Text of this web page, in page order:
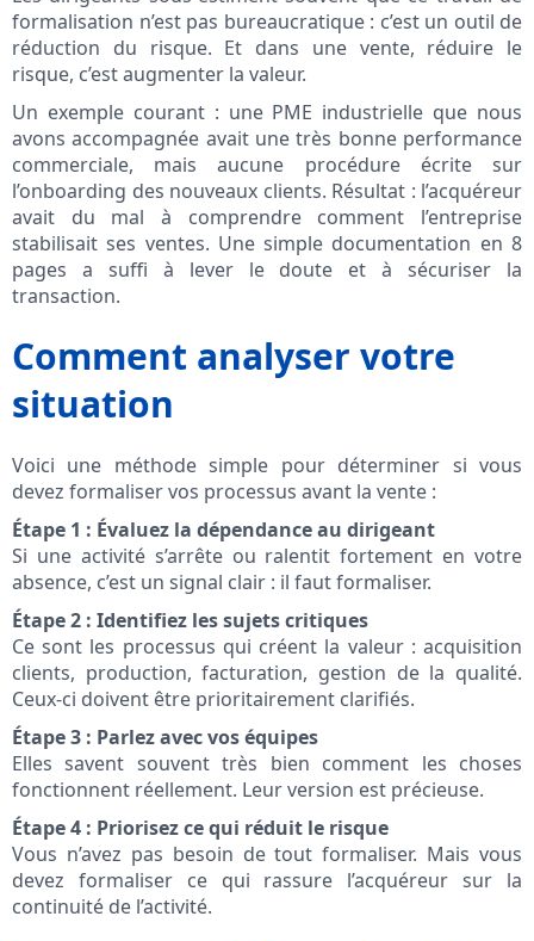
formalisation n’est pas bureaucratique : c’est un outil de
réduction du risque. Et dans une vente, réduire le
risque, c’est augmenter la valeur.
Un exemple courant : une PME industrielle que nous
avons accompagnée avait une très bonne performance
commerciale, mais aucune procédure écrite sur
l’onboarding des nouveaux clients. Résultat : l’acquéreur
avait du mal à comprendre comment l’entreprise
stabilisait ses ventes. Une simple documentation en 8
pages a suffi à lever le doute et à sécuriser la
transaction.
Comment analyser votre
situation
Voici une méthode simple pour déterminer si vous
devez formaliser vos processus avant la vente :
Étape 1 : Évaluez la dépendance au dirigeant
Si une activité s’arrête ou ralentit fortement en votre
absence, c’est un signal clair : il faut formaliser.
Étape 2 : Identifiez les sujets critiques
Ce sont les processus qui créent la valeur : acquisition
clients, production, facturation, gestion de la qualité.
Ceux-ci doivent être prioritairement clarifiés.
Étape 3 : Parlez avec vos équipes
Elles savent souvent très bien comment les choses
fonctionnent réellement. Leur version est précieuse.
Étape 4 : Priorisez ce qui réduit le risque
Vous n’avez pas besoin de tout formaliser. Mais vous
devez formaliser ce qui rassure l’acquéreur sur la
continuité de l’activité.